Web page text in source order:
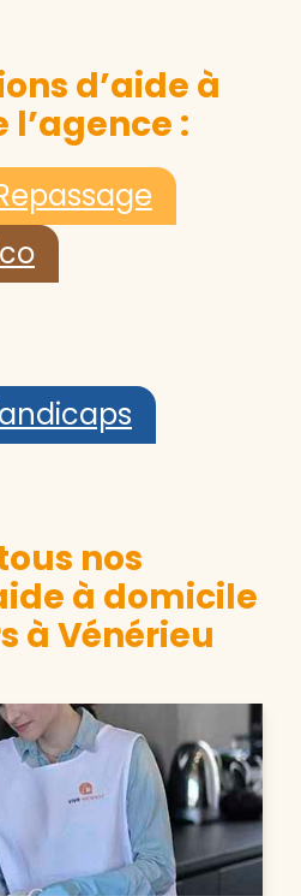
d’aide à
:
nos
à domicile
à Vénérieu